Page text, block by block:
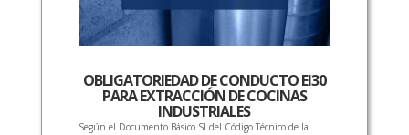
OBLIGATORIEDAD DE CONDUCTO EI30
PARA EXTRACCIÓN DE COCINAS
INDUSTRIALES
Según el Documento Básico SI del Código Técnico de la